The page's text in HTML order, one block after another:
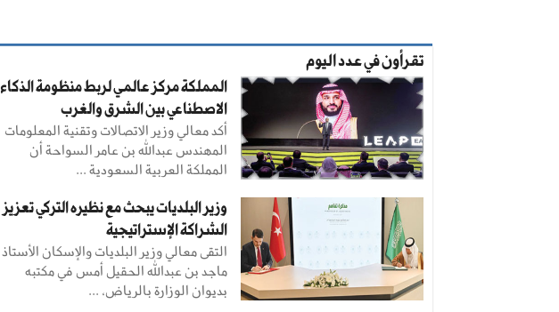
تقرأون في عدد اليوم
المملكة مركز عالمي لربط منظومة الذكاء
الاصطناعي بين الشرق والغرب
أكد معالي وزير الاتصالات وتقنية المعلومات
المهندس عبدالله بن عامر السواحة أن
المملكة العربية السعودية ...
وزير البلديات يبحث مع نظيره التركي تعزيز
الشراكة الإستراتيجية
التقى معالي وزير البلديات والإسكان الأستاذ
ماجد بن عبدالله الحقيل أمس في مكتبه
بديوان الوزارة بالرياض، ...